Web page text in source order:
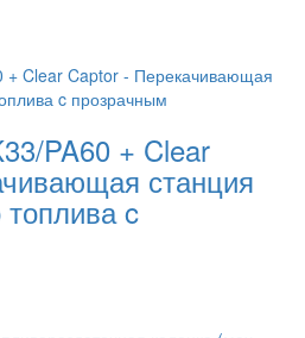
PA60 + Clear
станция
топлива c